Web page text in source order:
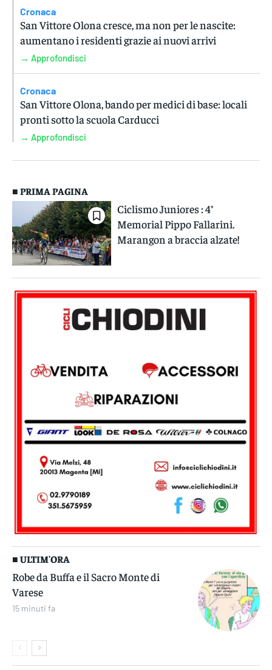
Cronaca
San Vittore Olona cresce, ma non per le nascite:
aumentano i residenti grazie ai nuovi arrivi
→ Approfondisci
Cronaca
San Vittore Olona, bando per medici di base: locali
pronti sotto la scuola Carducci
→ Approfondisci
■ PRIMA PAGINA
Ciclismo Juniores : 4°
Memorial Pippo Fallarini.
Marangon a braccia alzate!
■ ULTIM'ORA
Robe da Buffa e il Sacro Monte di
Varese
15 minuti fa